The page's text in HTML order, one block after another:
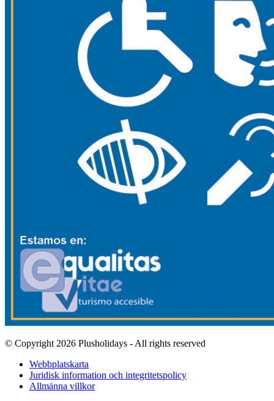
© Copyright 2026 Plusholidays - All rights reserved
Webbplatskarta
Juridisk information och integritetspolicy
Allmänna villkor